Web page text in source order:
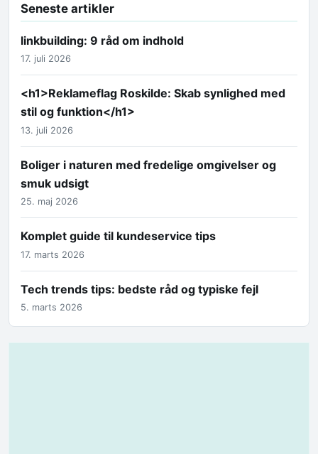
Seneste artikler
linkbuilding: 9 råd om indhold
17. juli 2026
<h1>Reklameflag Roskilde: Skab synlighed med
stil og funktion</h1>
13. juli 2026
Boliger i naturen med fredelige omgivelser og
smuk udsigt
25. maj 2026
Komplet guide til kundeservice tips
17. marts 2026
Tech trends tips: bedste råd og typiske fejl
5. marts 2026